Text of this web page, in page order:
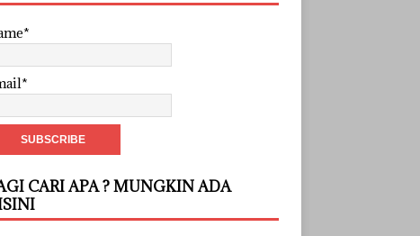
CARI APA ? MUNGKIN ADA